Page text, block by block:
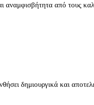
από τους
δημιουργικά και